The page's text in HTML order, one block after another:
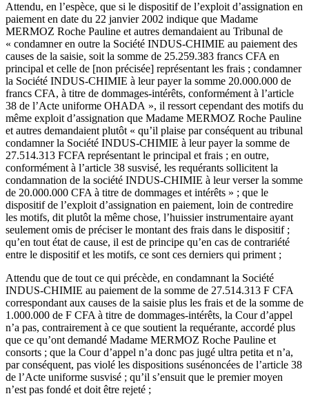
Attendu, en l’espèce, que si le dispositif de l’exploit d’assignation en
paiement en date du 22 janvier 2002 indique que Madame
MERMOZ Roche Pauline et autres demandaient au Tribunal de
« condamner en outre la Société INDUS-CHIMIE au paiement des
causes de la saisie, soit la somme de 25.259.383 francs CFA en
principal et celle de [non précisée] représentant les frais ; condamner
la Société INDUS-CHIMIE à leur payer la somme 20.000.000 de
francs CFA, à titre de dommages-intérêts, conformément à l’article
38 de l’Acte uniforme OHADA », il ressort cependant des motifs du
même exploit d’assignation que Madame MERMOZ Roche Pauline
et autres demandaient plutôt « qu’il plaise par conséquent au tribunal
condamner la Société INDUS-CHIMIE à leur payer la somme de
27.514.313 FCFA représentant le principal et frais ; en outre,
conformément à l’article 38 susvisé, les requérants sollicitent la
condamnation de la société INDUS-CHIMIE à leur verser la somme
de 20.000.000 CFA à titre de dommages et intérêts » ; que le
dispositif de l’exploit d’assignation en paiement, loin de contredire
les motifs, dit plutôt la même chose, l’huissier instrumentaire ayant
seulement omis de préciser le montant des frais dans le dispositif ;
qu’en tout état de cause, il est de principe qu’en cas de contrariété
entre le dispositif et les motifs, ce sont ces derniers qui priment ;
Attendu que de tout ce qui précède, en condamnant la Société
INDUS-CHIMIE au paiement de la somme de 27.514.313 F CFA
correspondant aux causes de la saisie plus les frais et de la somme de
1.000.000 de F CFA à titre de dommages-intérêts, la Cour d’appel
n’a pas, contrairement à ce que soutient la requérante, accordé plus
que ce qu’ont demandé Madame MERMOZ Roche Pauline et
consorts ; que la Cour d’appel n’a donc pas jugé ultra petita et n’a,
par conséquent, pas violé les dispositions susénoncées de l’article 38
de l’Acte uniforme susvisé ; qu’il s’ensuit que le premier moyen
n’est pas fondé et doit être rejeté ;